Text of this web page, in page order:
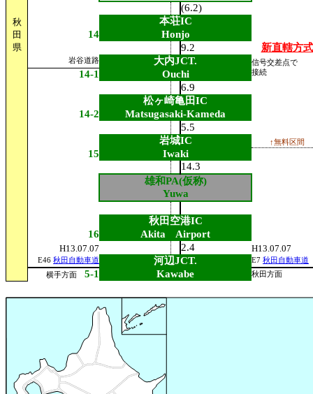
秋
田
県
(6.2)
本荘IC
14
Honjo
9.2
新直轄方式
岩谷道路 大内JCT. 信号交差点で
14-1 Ouchi 接続
6.9
松ヶ崎亀田IC
14-2
Matsugasaki-Kameda
5.5
岩城IC
↑無料区間
15
Iwaki
14.3
雄和PA(仮称)
Yuwa
秋田空港IC
16
Akita Airport
H13.07.07 2.4 H13.07.07
E46 秋田自動車道 河辺JCT. E7 秋田自動車道
横手方面 5-1 Kawabe 秋田方面